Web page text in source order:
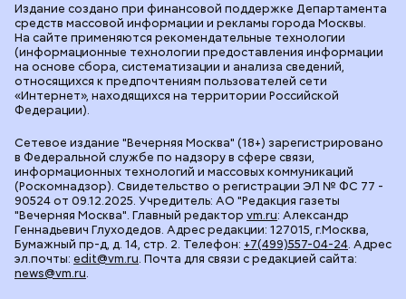
Сетевое издание "Вечерняя Москва" (18+) зарегистрировано
в Федеральной службе по надзору в сфере связи,
информационных технологий и массовых коммуникаций
(Роскомнадзор). Свидетельство о регистрации ЭЛ № ФС 77 -
90524 от 09.12.2025. Учредитель: АО "Редакция газеты
"Вечерняя Москва". Главный редактор vm.ru: Александр
Геннадьевич Глуходедов. Адрес редакции: 127015, г.Москва,
Бумажный пр-д, д. 14, стр. 2. Телефон: +7(499)557-04-24. Адрес
эл.почты: edit@vm.ru. Почта для связи с редакцией сайта:
news@vm.ru.
Издание создано при финансовой поддержке Департамента
средств массовой информации и рекламы города Москвы.
На сайте применяются рекомендательные технологии
(информационные технологии предоставления информации
на основе сбора, систематизации и анализа сведений,
относящихся к предпочтениям пользователей сети
«Интернет», находящихся на территории Российской
Федерации).